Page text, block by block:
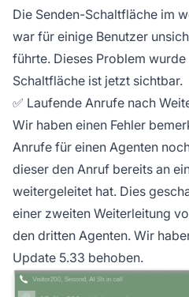
Die Senden-Schaltfläche im
war für einige Benutzer
führte. Dieses Problem
Schaltfläche ist jetzt sichtbar.
✅ Laufende Anrufe nach
Wir haben einen Fehler
Anrufe für einen Agenten
dieser den Anruf bereits an
weitergeleitet hat. Dies
einer zweiten Weiterleitung
den dritten Agenten. Wir
Update 5.33 behoben.